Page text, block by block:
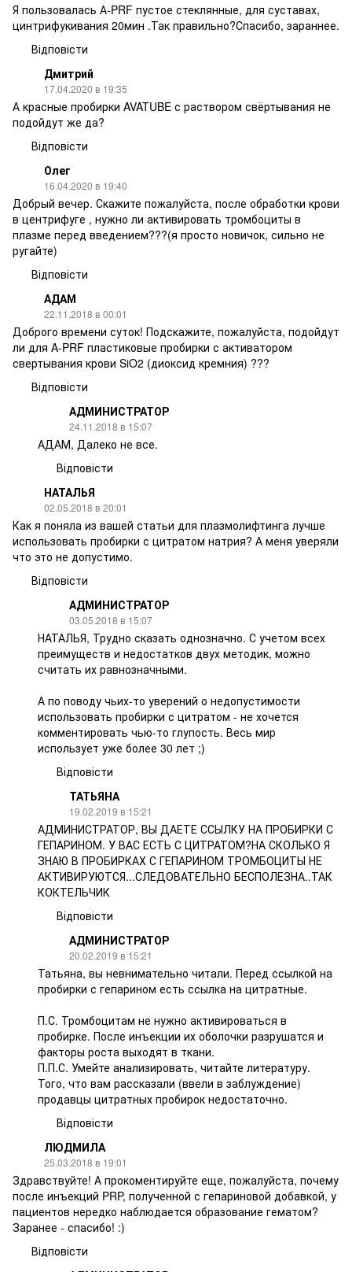
Я пользовалась А-PRF пустое стеклянные, для суставах,
цинтрифукивания 20мин .Так правильно?Спасибо, зараннее.
Відповісти
Дмитрий
17.04.2020 в 19:35
А красные пробирки AVATUBE с раствором свёртывания не
подойдут же да?
Відповісти
Олег
16.04.2020 в 19:40
Добрый вечер. Скажите пожалуйста, после обработки крови
в центрифуге , нужно ли активировать тромбоциты в
плазме перед введением???(я просто новичок, сильно не
ругайте)
Відповісти
АДАМ
22.11.2018 в 00:01
Доброго времени суток! Подскажите, пожалуйста, подойдут
ли для A-PRF пластиковые пробирки с активатором
свертывания крови SiO2 (диоксид кремния) ???
Відповісти
АДМИНИСТРАТОР
24.11.2018 в 15:07
АДАМ, Далеко не все.
Відповісти
НАТАЛЬЯ
02.05.2018 в 20:01
Как я поняла из вашей статьи для плазмолифтинга лучше
использовать пробирки с цитратом натрия? А меня уверяли
что это не допустимо.
Відповісти
АДМИНИСТРАТОР
03.05.2018 в 15:07
НАТАЛЬЯ, Трудно сказать однозначно. С учетом всех
преимуществ и недостатков двух методик, можно
считать их равнозначными.
А по поводу чьих-то уверений о недопустимости
использовать пробирки с цитратом - не хочется
комментировать чью-то глупость. Весь мир
использует уже более 30 лет ;)
Відповісти
ТАТЬЯНА
19.02.2019 в 15:21
АДМИНИСТРАТОР, ВЫ ДАЕТЕ ССЫЛКУ НА ПРОБИРКИ С
ГЕПАРИНОМ. У ВАС ЕСТЬ С ЦИТРАТОМ?НА СКОЛЬКО Я
ЗНАЮ В ПРОБИРКАХ С ГЕПАРИНОМ ТРОМБОЦИТЫ НЕ
АКТИВИРУЮТСЯ...СЛЕДОВАТЕЛЬНО БЕСПОЛЕЗНА..ТАК
КОКТЕЛЬЧИК
Відповісти
АДМИНИСТРАТОР
20.02.2019 в 15:21
Татьяна, вы невнимательно читали. Перед ссылкой на
пробирки с гепарином есть ссылка на цитратные.
П.С. Тромбоцитам не нужно активироваться в
пробирке. После инъекции их оболочки разрушатся и
факторы роста выходят в ткани.
П.П.С. Умейте анализировать, читайте литературу.
Того, что вам рассказали (ввели в заблуждение)
продавцы цитратных пробирок недостаточно.
Відповісти
ЛЮДМИЛА
25.03.2018 в 19:01
Здравствуйте! А прокоментируйте еще, пожалуйста, почему
после инъекций PRP, полученной с гепариновой добавкой, у
пациентов нередко наблюдается образование гематом?
Заранее - спасибо! :)
Відповісти